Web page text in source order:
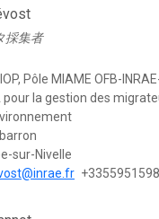
採集者
Pôle MIAME OFB-
pour la gestion des
sur-Nivelle